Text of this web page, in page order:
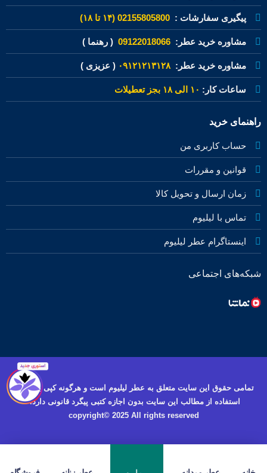
پیگیری سفارشات : 02155805800 (۱۴ تا ۱۸)
مشاوره خرید عطر: 09122018066 ( رهنما )
مشاوره خرید عطر:۰۹۱۲۱۲۱۳۱۲۸ ( عزیزی )
ساعات کار: ۱۰ الی ۱۸ بجز تعطیلات
راهنمای خرید
حساب کاربری من
قوانین و مقررات
زمان ارسال و تحویل کالا
تماس با لیلیوم
اینستاگرام عطر لیلیوم
شبکه‌های اجتماعی
تمامی حقوق این سایت متعلق به عطر لیلیوم است و هرگونه کپی برداری و
استفاده از مطالب این سایت بدون اجازه کتبی پیگرد قانونی دارد.
copyright© 2025 All rights reserved